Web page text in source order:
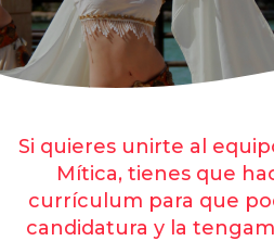
Si quieres unirte al
Mítica, tienes que
currículum para que
candidatura y la